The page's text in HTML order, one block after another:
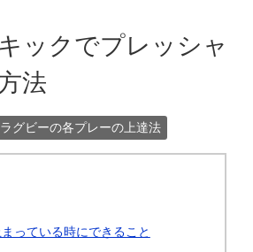
ックでプレッシャ
法
ラグビーの各プレーの上達法
っている時にできること